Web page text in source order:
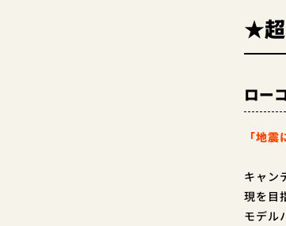
★超
ロー
「地
キャン
現を目
モデル